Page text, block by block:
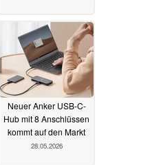
Neuer Anker USB-C-
Hub mit 8 Anschlüssen
kommt auf den Markt
28.05.2026